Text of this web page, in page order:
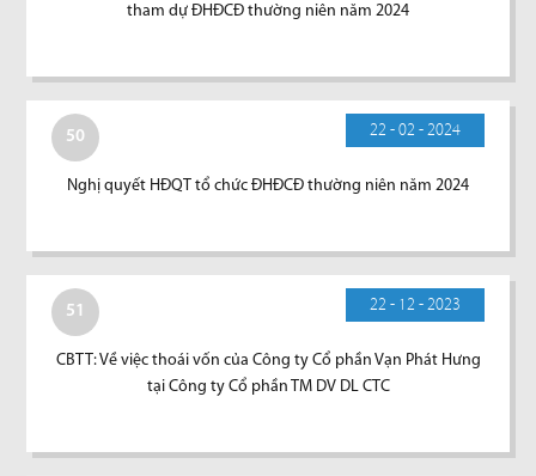
tham dự ĐHĐCĐ thường niên năm 2024
50 22 - 02 - 2024
Nghị quyết HĐQT tổ chức ĐHĐCĐ thường niên năm 2024
51 22 - 12 - 2023
CBTT: Về việc thoái vốn của Công ty Cổ phần Vạn Phát Hưng
tại Công ty Cổ phần TM DV DL CTC